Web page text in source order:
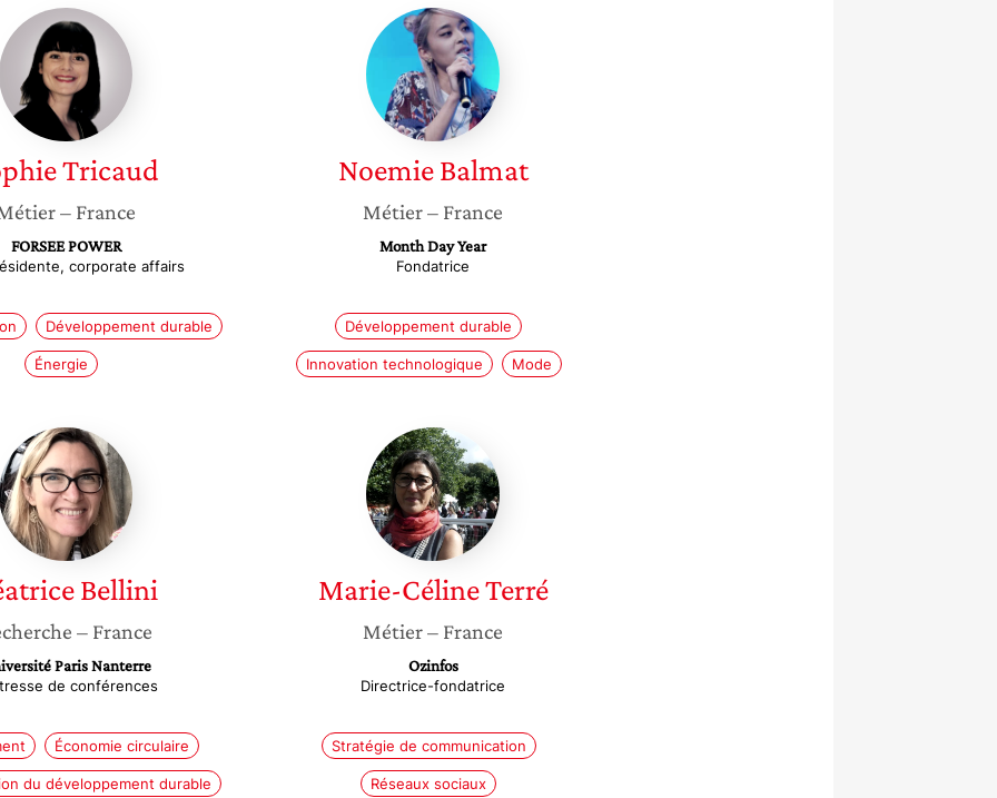
Sophie
Tricaud
Tricaud
– France
FORSEE POWER
corporate affairs
Développement durable
Énergie
Noemie
Balmat
Noemie Balmat
Métier– France
Month Day Year
Fondatrice
Développement durable
Innovation technologique Mode
Béatrice
Bellini
Bellini
– France
Paris Nanterre
de conférences
Économie circulaire
du développement durable
Marie-
Céline
Terré
Marie-CélineTerré
Métier– France
Ozinfos
Directrice-fondatrice
Stratégie de communication
Réseaux sociaux